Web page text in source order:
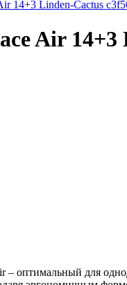
Air 14+3
оптимальный для